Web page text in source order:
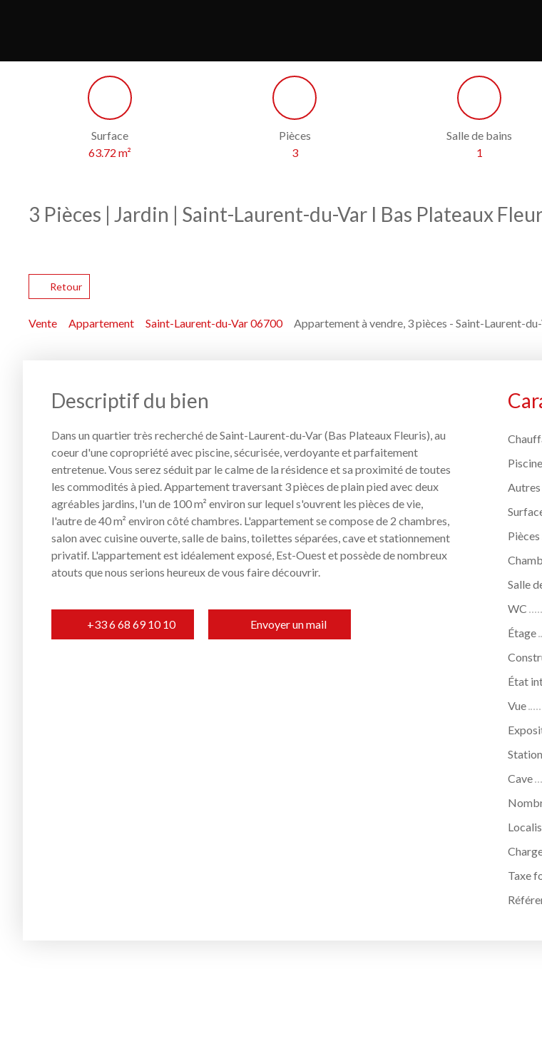
Surface
63.72 m²
Pièces
3
Salle de bains
1
3 Pièces | Jardin | Saint-Laurent-du-Var I Bas Plateaux
Retour
Vente Appartement Saint-Laurent-du-Var 06700 Appartement à vendre, 3 pièces - Saint-Laurent-
Descriptif du bien
Dans un quartier très recherché de Saint-Laurent-du-Var (Bas Plateaux Fleuris), au
coeur d'une copropriété avec piscine, sécurisée, verdoyante et parfaitement
entretenue. Vous serez séduit par le calme de la résidence et sa proximité de toutes
les commodités à pied. Appartement traversant 3 pièces de plain pied avec deux
agréables jardins, l'un de 100 m² environ sur lequel s'ouvrent les pièces de vie,
l'autre de 40 m² environ côté chambres. L'appartement se compose de 2 chambres,
salon avec cuisine ouverte, salle de bains, toilettes séparées, cave et stationnement
privatif. L'appartement est idéalement exposé, Est-Ouest et possède de nombreux
atouts que nous serions heureux de vous faire découvrir.
+33 6 68 69 10 10 Envoyer un mail
Piscine
Autres
Pièces
Salle
WC
Étage
État
Vue
Cave
Taxe